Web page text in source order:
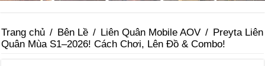
Trang chủ / Bên Lề / Liên Quân Mobile AOV / Preyta Liên
Quân Mùa S1–2026! Cách Chơi, Lên Đồ & Combo!